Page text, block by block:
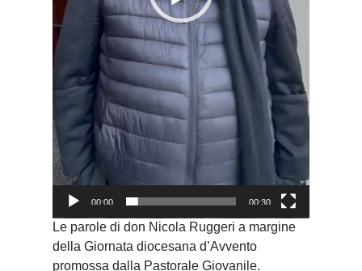
00:00 00:30
Le parole di don Nicola Ruggeri a margine
della Giornata diocesana d’Avvento
promossa dalla Pastorale Giovanile.